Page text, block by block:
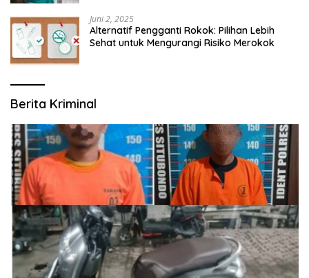
Juni 2, 2025
Alternatif Pengganti Rokok: Pilihan Lebih
Sehat untuk Mengurangi Risiko Merokok
Berita Kriminal